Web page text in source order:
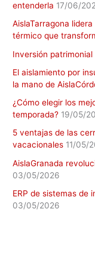
entenderla 17/06/
AislaTarragona
térmico que
Inversión
El aislamiento por
la mano de
¿Cómo elegir los
temporada? 19/05/
5 ventajas de las
vacacionales 11/05/
AislaGranada
03/05/2026
ERP de sistemas de
03/05/2026